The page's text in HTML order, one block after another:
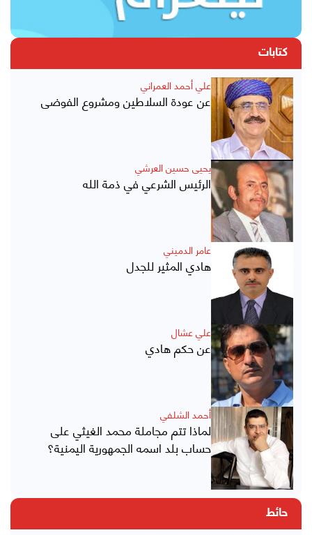
كتابات
علي أحمد العمراني
عن عودة السلاطين ومشروع الفوضى
يحيى حسين العرشي
الرئيس الشرعي في ذمة الله
عامر الدميني
هادي المثير للجدل
علي عشال
عن حكم هادي
أحمد الشلفي
لماذا تتم مجاملة محمد الغيثي على
حساب بلد اسمه الجمهورية اليمنية؟
حائط